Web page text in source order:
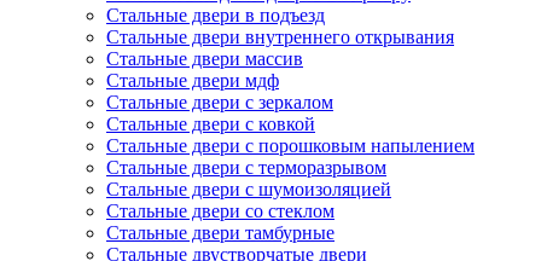
Стальные двери в подъезд
Стальные двери внутреннего открывания
Стальные двери массив
Стальные двери мдф
Стальные двери с зеркалом
Стальные двери с ковкой
Стальные двери с порошковым напылением
Стальные двери с терморазрывом
Стальные двери с шумоизоляцией
Стальные двери со стеклом
Стальные двери тамбурные
Стальные двустворчатые двери